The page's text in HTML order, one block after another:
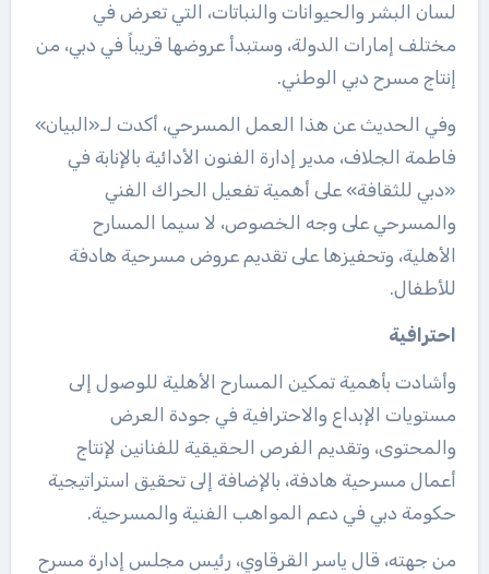
لسان البشر والحيوانات والنباتات، التي تعرض في
مختلف إمارات الدولة، وستبدأ عروضها قريباً في دبي، من
إنتاج مسرح دبي الوطني.
وفي الحديث عن هذا العمل المسرحي، أكدت لـ«البيان»
فاطمة الجلاف، مدير إدارة الفنون الأدائية بالإنابة في
«دبي للثقافة» على أهمية تفعيل الحراك الفني
والمسرحي على وجه الخصوص، لا سيما المسارح
الأهلية، وتحفيزها على تقديم عروض مسرحية هادفة
للأطفال.
احترافية
وأشادت بأهمية تمكين المسارح الأهلية للوصول إلى
مستويات الإبداع والاحترافية في جودة العرض
والمحتوى، وتقديم الفرص الحقيقية للفنانين لإنتاج
أعمال مسرحية هادفة، بالإضافة إلى تحقيق استراتيجية
حكومة دبي في دعم المواهب الفنية والمسرحية.
من جهته، قال ياسر القرقاوي، رئيس مجلس إدارة مسرح